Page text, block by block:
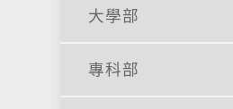
大學部
專科部